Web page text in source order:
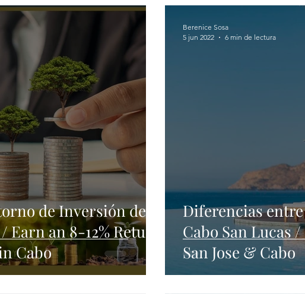
de Inversión del
Earn an 8-12% Return
Cabo
Diferencias entre
Cabo San Lucas
San Jose & Cabo
Berenice Sosa
5 jun 2022
6 min de lectura